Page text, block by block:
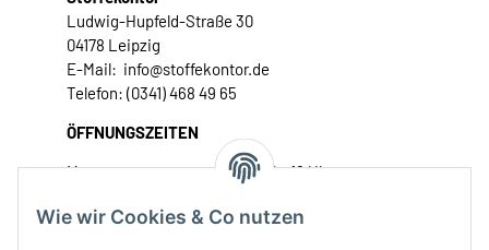
Wie wir Cookies & Co nutzen
Ludwig-Hupfeld-Straße 30
04178 Leipzig
E-Mail: info@stoffekontor.de
Telefon: (0341) 468 49 65
ÖFFNUNGSZEITEN
Montag:
10 - 16 Uhr
Mittwoch:
10 - 18 Uhr